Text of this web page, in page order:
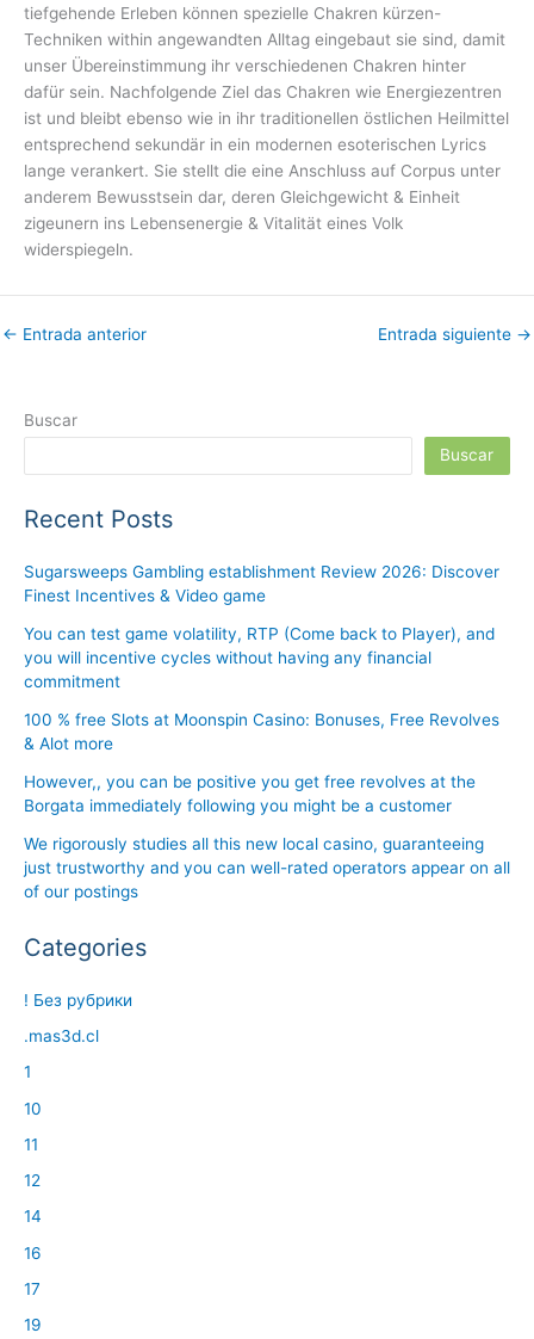
tiefgehende Erleben können spezielle Chakren kürzen-
Techniken within angewandten Alltag eingebaut sie sind, damit
unser Übereinstimmung ihr verschiedenen Chakren hinter
dafür sein. Nachfolgende Ziel das Chakren wie Energiezentren
ist und bleibt ebenso wie in ihr traditionellen östlichen Heilmittel
entsprechend sekundär in ein modernen esoterischen Lyrics
lange verankert. Sie stellt die eine Anschluss auf Corpus unter
anderem Bewusstsein dar, deren Gleichgewicht & Einheit
zigeunern ins Lebensenergie & Vitalität eines Volk
widerspiegeln.
← Entrada anterior Entrada siguiente →
Buscar
Buscar
Recent Posts
Sugarsweeps Gambling establishment Review 2026: Discover
Finest Incentives & Video game
You can test game volatility, RTP (Come back to Player), and
you will incentive cycles without having any financial
commitment
100 % free Slots at Moonspin Casino: Bonuses, Free Revolves
& Alot more
However,, you can be positive you get free revolves at the
Borgata immediately following you might be a customer
We rigorously studies all this new local casino, guaranteeing
just trustworthy and you can well-rated operators appear on all
of our postings
Categories
! Без рубрики
.mas3d.cl
1
10
11
12
14
16
17
19